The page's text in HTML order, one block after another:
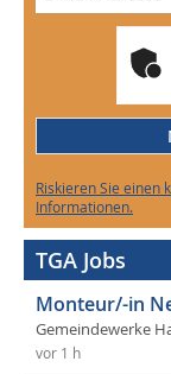
Riskieren Sie einen
Informationen.
TGA Jobs
Monteur/-in
Gemeindewerke
vor 1 h